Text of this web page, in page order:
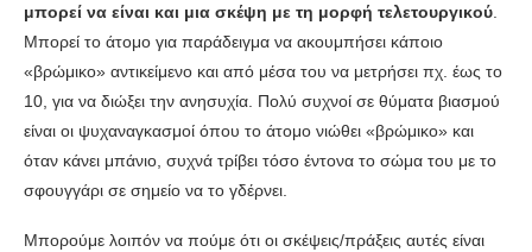
μπορεί να είναι και μια σκέψη με τη μορφή τελετουργικού.
Μπορεί το άτομο για παράδειγμα να ακουμπήσει κάποιο
«βρώμικο» αντικείμενο και από μέσα του να μετρήσει πχ. έως το
10, για να διώξει την ανησυχία. Πολύ συχνοί σε θύματα βιασμού
είναι οι ψυχαναγκασμοί όπου το άτομο νιώθει «βρώμικο» και
όταν κάνει μπάνιο, συχνά τρίβει τόσο έντονα το σώμα του με το
σφουγγάρι σε σημείο να το γδέρνει.
Μπορούμε λοιπόν να πούμε ότι οι σκέψεις/πράξεις αυτές είναι